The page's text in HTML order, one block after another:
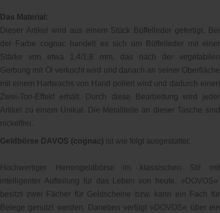
Das Material:
Dieser Artikel wird aus einem Stück Büffelleder gefertigt. Bei
der Farbe cognac handelt es sich um Büffelleder mit einer
Stärke von etwa 1,4/1,8 mm, das nach der vegetabilen
Gerbung mit Öl verkocht wird und danach an seiner Oberfläche
mit einem Hartwachs von Hand poliert wird und dadurch einen
Zwei-Ton-Effekt erhält. Durch diese Bearbeitung wird jeder
Artikel zu einem Unikat. Die Metallteile an dieser Tasche sind
nickelfrei.
Geldbörse DAVOS (cognac) ist wie folgt ausgestattet:
Hochwertiger Herrengeldbörse im klassischen Stil mit
intelligenter Aufteilung für das Leben von heute. »DOVOS«
besitzt zwei Fächer für Geldscheine bzw. kann ein Fach für
Belege genutzt werden. Daneben verfügt »DOVOS« über ein